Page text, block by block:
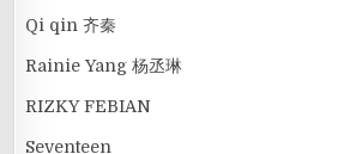
Qi qin 齐秦
Rainie Yang 杨丞琳
RIZKY FEBIAN
Seventeen